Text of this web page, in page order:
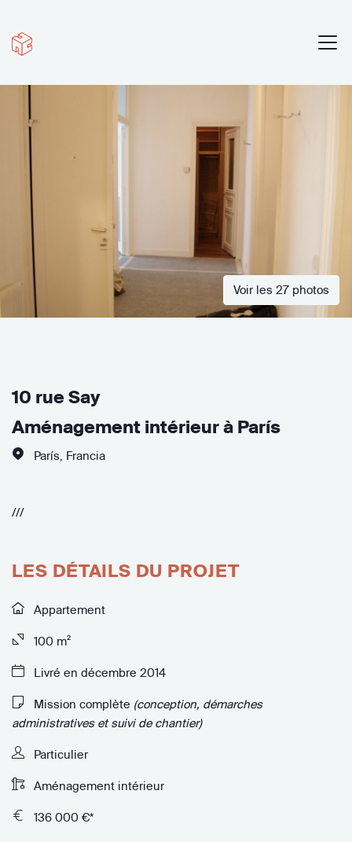
Voir les 27 photos
10 rue Say
Aménagement intérieur à París
París Francia
///
LES DÉTAILS DU PROJET
Appartement
100 m²
Livré en décembre 2014
Mission complète (conception, démarches
administratives et suivi de chantier)
Particulier
Aménagement intérieur
136 000 €*